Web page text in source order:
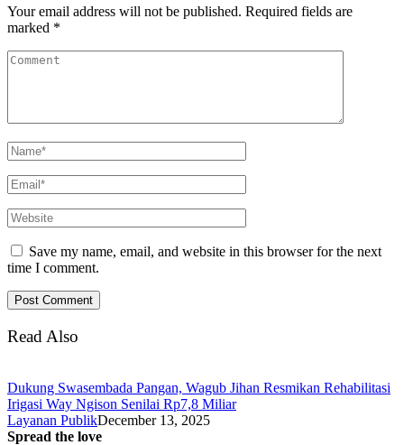
Your email address will not be published. Required fields are
marked *
Save my name, email, and website in this browser for the next
time I comment.
Read Also
Dukung Swasembada Pangan, Wagub Jihan Resmikan Rehabilitasi
Irigasi Way Ngison Senilai Rp7,8 Miliar
Layanan PublikDecember 13, 2025
Spread the love